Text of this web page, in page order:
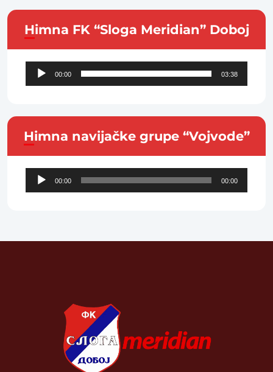
Himna FK “Sloga Meridian” Doboj
Audio
Player
00:00 03:38
Himna navijačke grupe “Vojvode”
Audio
Player
00:00 00:00